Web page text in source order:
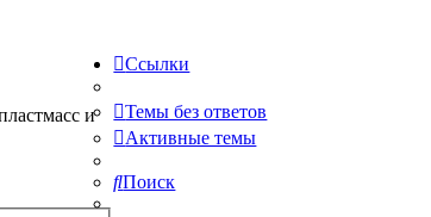
и
Ссылки
Темы без ответов
Активные темы
Поиск